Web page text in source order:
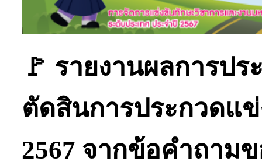
🚩 รายงานผลการป
ตัดสินการประกวดแ
2567 จากข้อคำถาม